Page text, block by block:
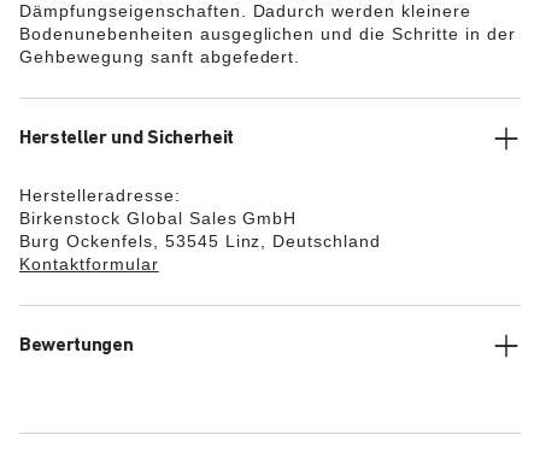
Dämpfungseigenschaften. Dadurch werden kleinere
Bodenunebenheiten ausgeglichen und die Schritte in der
Gehbewegung sanft abgefedert.
Hersteller und Sicherheit
Herstelleradresse:
Birkenstock Global Sales GmbH
Burg Ockenfels, 53545 Linz, Deutschland
Kontaktformular
Bewertungen